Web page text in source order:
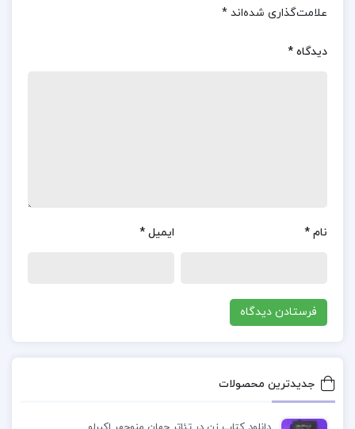
کردونی
نمایش‌نامه در پانزده صحنه به وقوع می‌پیوندد و حوادث
تاریخی برجسته‌ی او به نام “زندگی گالیله” است. این اثر
به زندگی و تحقیقات علمی گالیله، دانشمند بزرگ
ایتالیایی، می‌پردازد. این نمایش‌نامه برای نخستین بار
در سال ۱۹۴۳ در زوریخ، سوئیس به روی صحنه رفت و
علامت‌گذاری شده‌اند *
دیدگاه *
نام * ایمیل *
جدیدترین محصولات